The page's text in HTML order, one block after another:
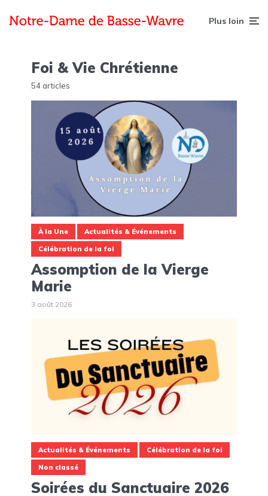
Plus loin
Foi & Vie Chrétienne
54 articles
À la Une Actualités & Événements
Célébration de la foi
Assomption de la Vierge
Marie
3 août 2026
Actualités & Événements Célébration de la foi
Non classé
Soirées du Sanctuaire 2026